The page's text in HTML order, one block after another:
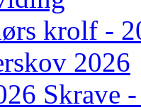
krolf -
2026
Skrave